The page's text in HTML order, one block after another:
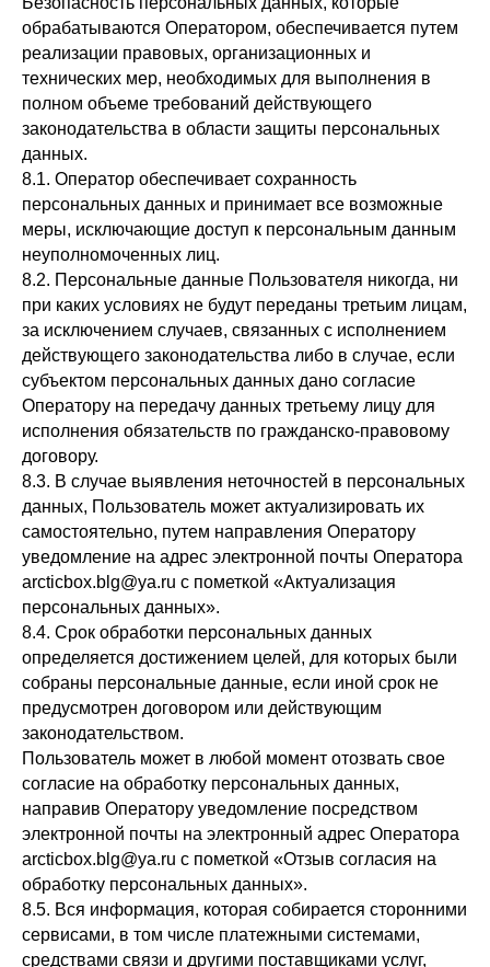
обрабатываются Оператором, обеспечивается путем
реализации правовых, организационных и
технических мер, необходимых для выполнения в
полном объеме требований действующего
законодательства в области защиты персональных
данных.
8.1. Оператор обеспечивает сохранность
персональных данных и принимает все возможные
меры, исключающие доступ к персональным данным
неуполномоченных лиц.
8.2. Персональные данные Пользователя никогда, ни
при каких условиях не будут переданы третьим лицам,
за исключением случаев, связанных с исполнением
действующего законодательства либо в случае, если
субъектом персональных данных дано согласие
Оператору на передачу данных третьему лицу для
исполнения обязательств по гражданско-правовому
договору.
8.3. В случае выявления неточностей в персональных
данных, Пользователь может актуализировать их
самостоятельно, путем направления Оператору
уведомление на адрес электронной почты Оператора
arcticbox.blg@ya.ru с пометкой «Актуализация
персональных данных».
8.4. Срок обработки персональных данных
определяется достижением целей, для которых были
собраны персональные данные, если иной срок не
предусмотрен договором или действующим
законодательством.
Пользователь может в любой момент отозвать свое
согласие на обработку персональных данных,
направив Оператору уведомление посредством
электронной почты на электронный адрес Оператора
arcticbox.blg@ya.ru с пометкой «Отзыв согласия на
обработку персональных данных».
8.5. Вся информация, которая собирается сторонними
сервисами, в том числе платежными системами,
средствами связи и другими поставщиками услуг,